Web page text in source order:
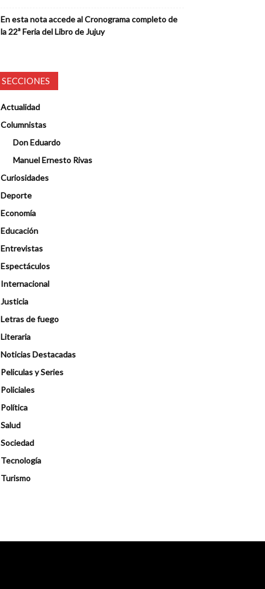
En esta nota accede al Cronograma completo de
la 22ª Feria del Libro de Jujuy
SECCIONES
Actualidad
Columnistas
Don Eduardo
Manuel Ernesto Rivas
Curiosidades
Deporte
Economía
Educación
Entrevistas
Espectáculos
Internacional
Justicia
Letras de fuego
Literaria
Noticias Destacadas
Peliculas y Series
Policiales
Política
Salud
Sociedad
Tecnología
Turismo